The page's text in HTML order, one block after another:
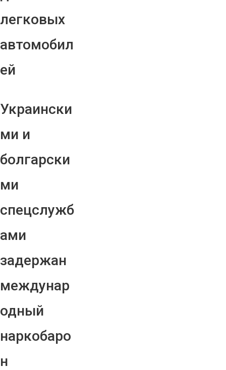
легковых
автомобил
ей
Украински
ми и
болгарски
ми
спецслужб
ами
задержан
междунар
одный
наркобаро
н